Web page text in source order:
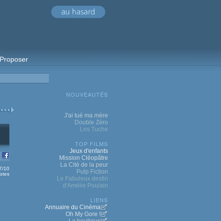
Proposer
10
NOUVEAUTÉS
J'ai tué ma mère
Double Zéro
Les Tuche
TOP FILMS
Jeux d'enfants
Mission Cléopâtre
La Cité de la peur
Pulp Fiction
Le Fabuleux destin
d'Amélie Poulain
LIENS
Annuaire du Cinéma
Oh My Gore !